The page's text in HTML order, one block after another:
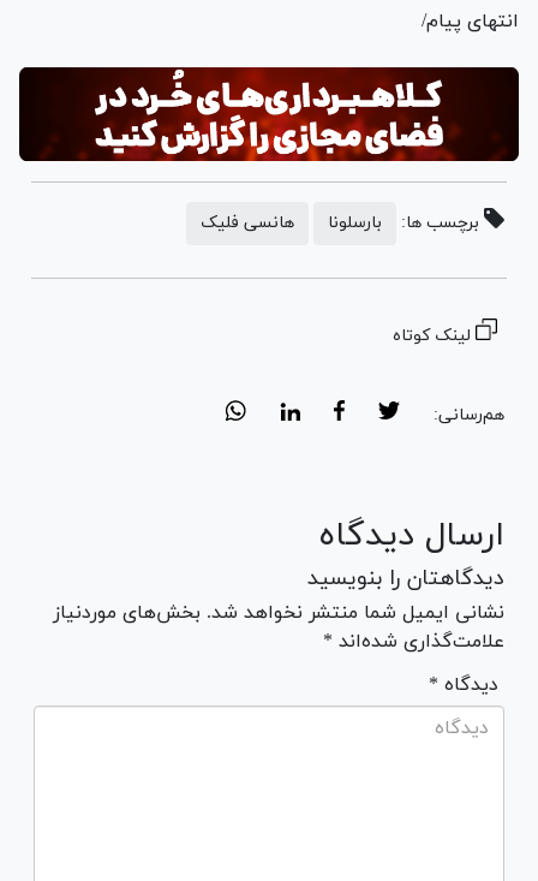
انتهای پیام/
برچسب ها: بارسلونا هانسی فلیک
لینک کوتاه
هم‌رسانی:
ارسال دیدگاه
دیدگاهتان را بنویسید
نشانی ایمیل شما منتشر نخواهد شد. بخش‌های موردنیاز
علامت‌گذاری شده‌اند *
* دیدگاه